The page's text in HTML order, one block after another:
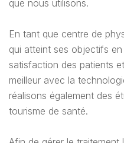
que nous utilisons.
En tant que centre de
qui atteint ses objectifs
satisfaction des patients
meilleur avec la
réalisons également des
tourisme de santé.